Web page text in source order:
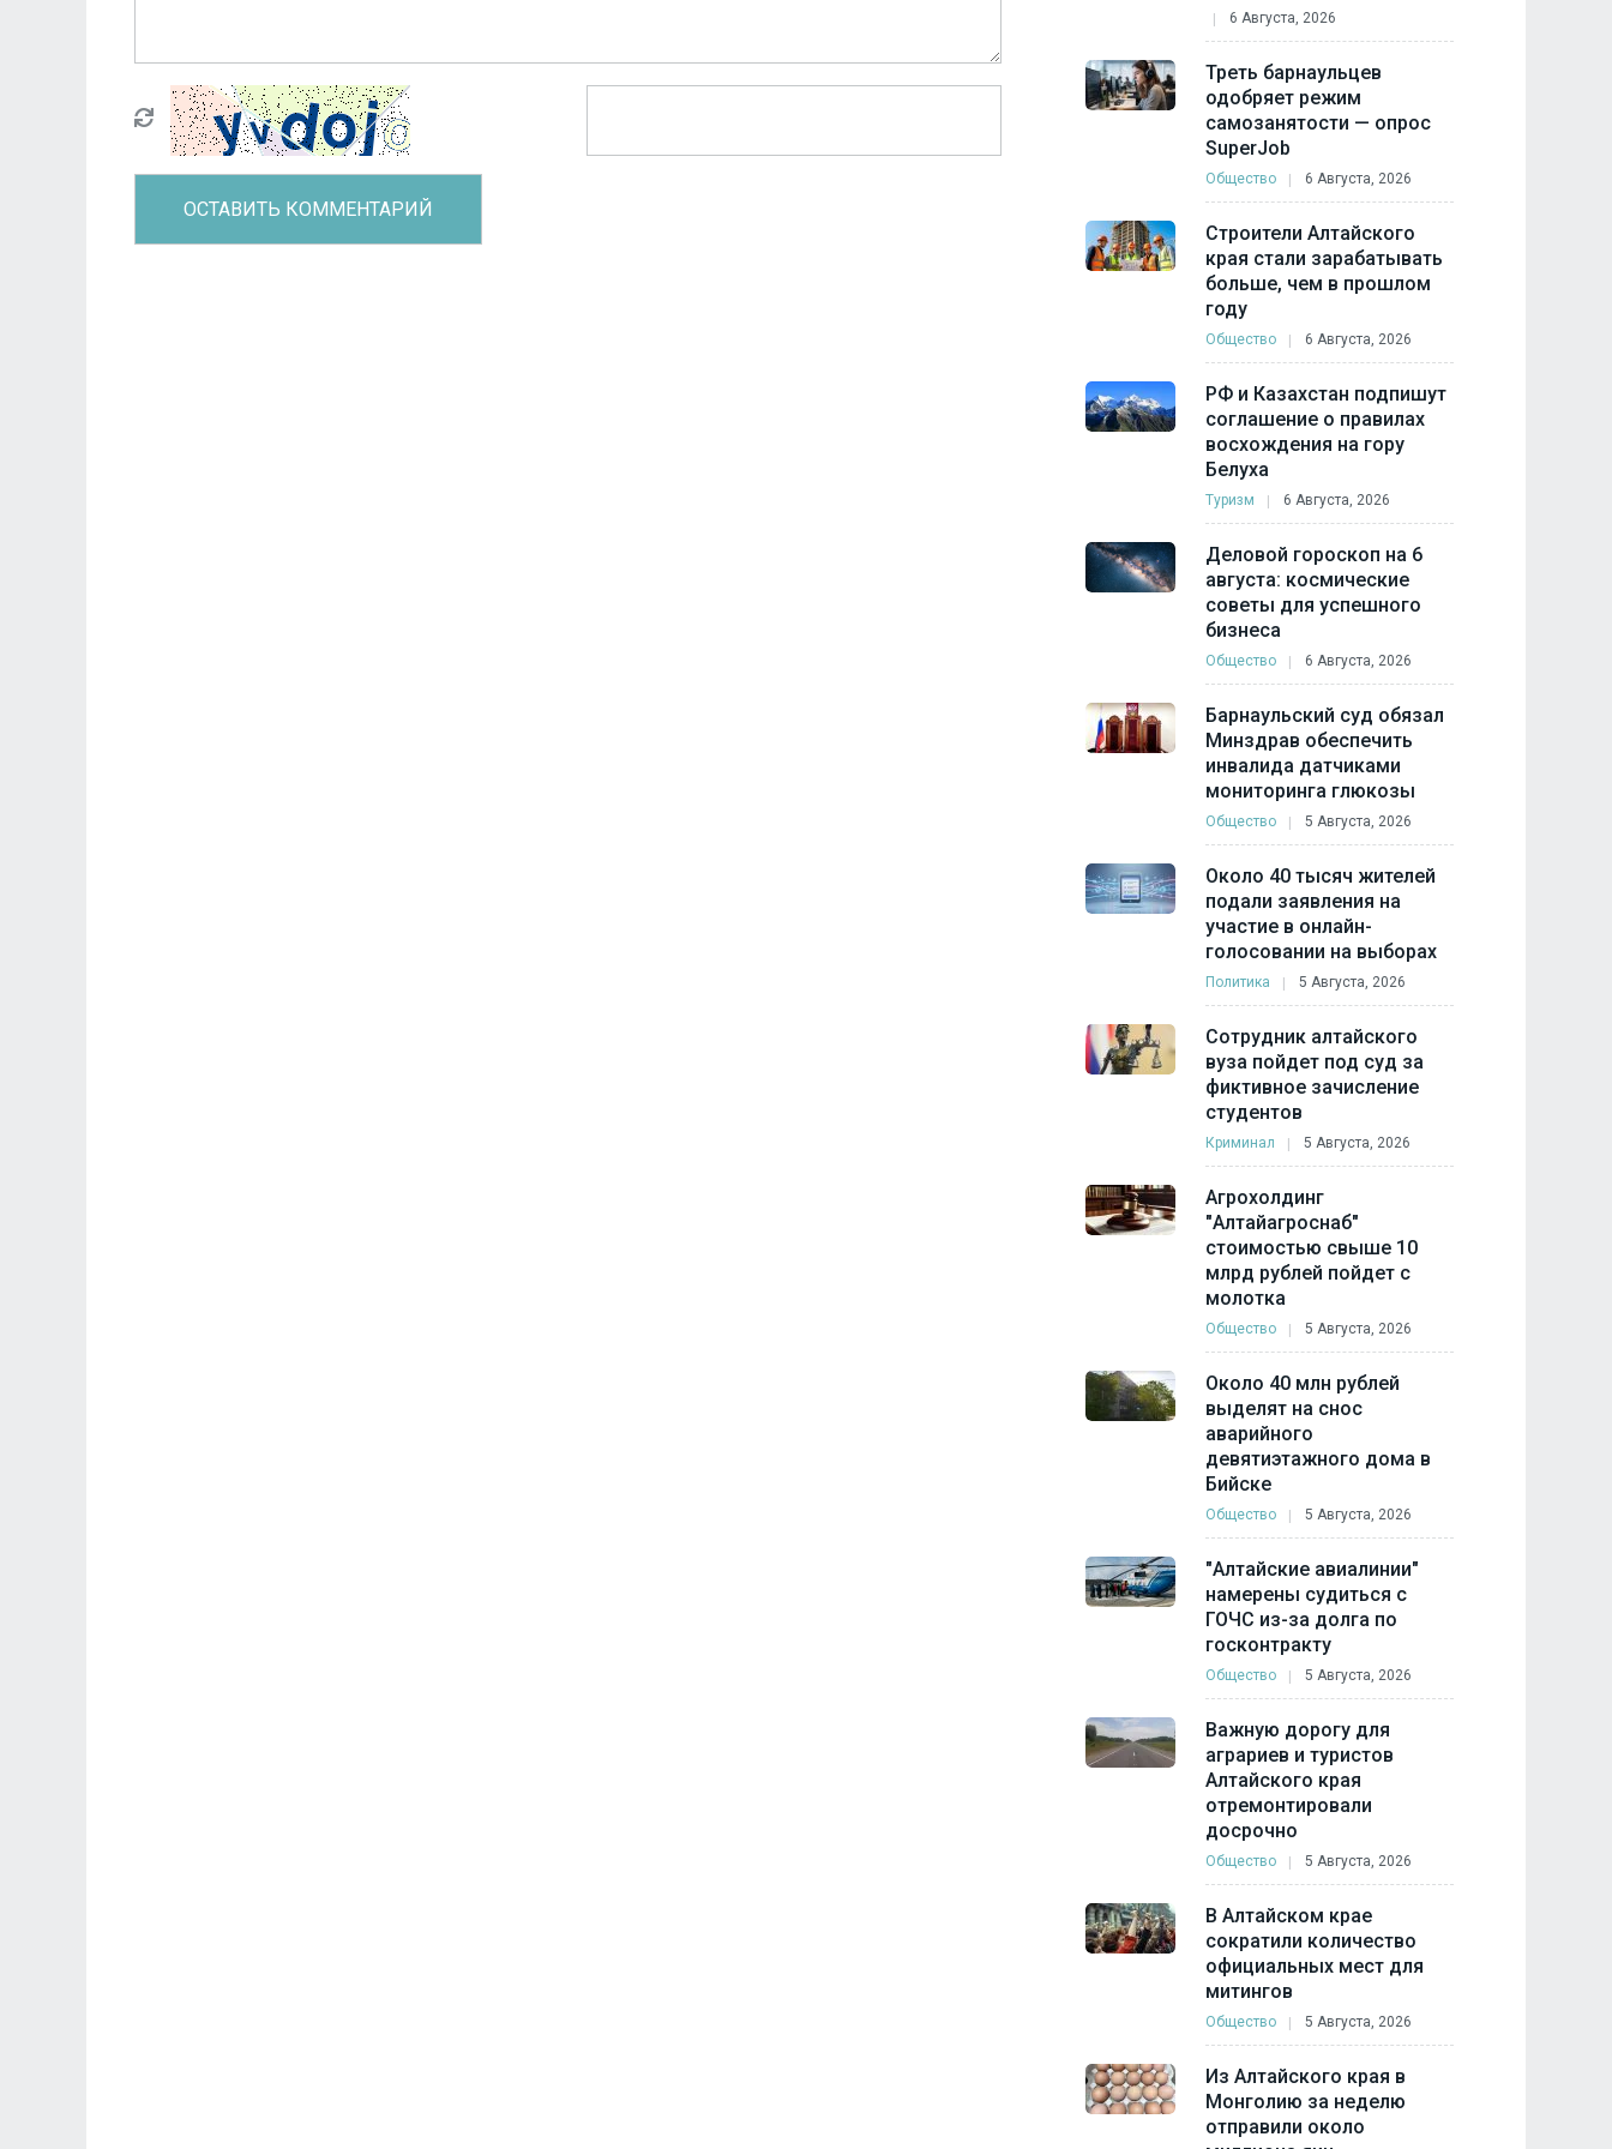
6 Августа, 2026
Треть барнаульцев
одобряет режим
самозанятости — опрос
SuperJob
Общество 6 Августа, 2026
Строители Алтайского
края стали зарабатывать
больше, чем в прошлом
году
Общество 6 Августа, 2026
РФ и Казахстан подпишут
соглашение о правилах
восхождения на гору
Белуха
Туризм 6 Августа, 2026
Деловой гороскоп на 6
августа: космические
советы для успешного
бизнеса
Общество 6 Августа, 2026
Барнаульский суд обязал
Минздрав обеспечить
инвалида датчиками
мониторинга глюкозы
Общество 5 Августа, 2026
Около 40 тысяч жителей
подали заявления на
участие в онлайн-
голосовании на выборах
Политика 5 Августа, 2026
Сотрудник алтайского
вуза пойдет под суд за
фиктивное зачисление
студентов
Криминал 5 Августа, 2026
Агрохолдинг
"Алтайагроснаб"
стоимостью свыше 10
млрд рублей пойдет с
молотка
Общество 5 Августа, 2026
Около 40 млн рублей
выделят на снос
аварийного
девятиэтажного дома в
Бийске
Общество 5 Августа, 2026
"Алтайские авиалинии"
намерены судиться с
ГОЧС из-за долга по
госконтракту
Общество 5 Августа, 2026
Важную дорогу для
аграриев и туристов
Алтайского края
отремонтировали
досрочно
Общество 5 Августа, 2026
В Алтайском крае
сократили количество
официальных мест для
митингов
Общество 5 Августа, 2026
Из Алтайского края в
Монголию за неделю
отправили около